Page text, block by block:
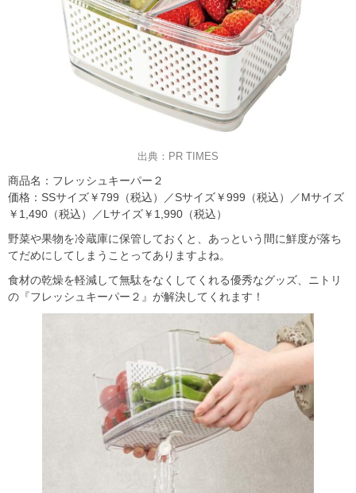
出典：PR TIMES
商品名：フレッシュキーパー２
価格：SSサイズ￥799（税込）／Sサイズ￥999（税込）／Mサイズ
￥1,490（税込）／Lサイズ￥1,990（税込）
野菜や果物を冷蔵庫に保管しておくと、あっという間に鮮度が落ち
てだめにしてしまうことってありますよね。
食材の乾燥を軽減して無駄をなくしてくれる優秀なグッズ、ニトリ
の『フレッシュキーパー２』が解決してくれます！